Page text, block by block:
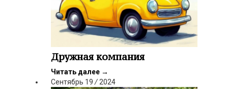
Дружная компания
Читать далее →
Сентябрь 19 / 2024